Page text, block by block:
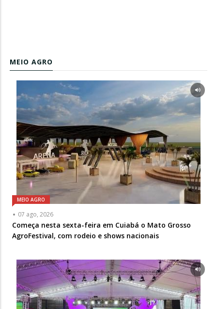
MEIO AGRO
MEIO AGRO
07 ago, 2026
Começa nesta sexta-feira em Cuiabá o Mato Grosso
AgroFestival, com rodeio e shows nacionais